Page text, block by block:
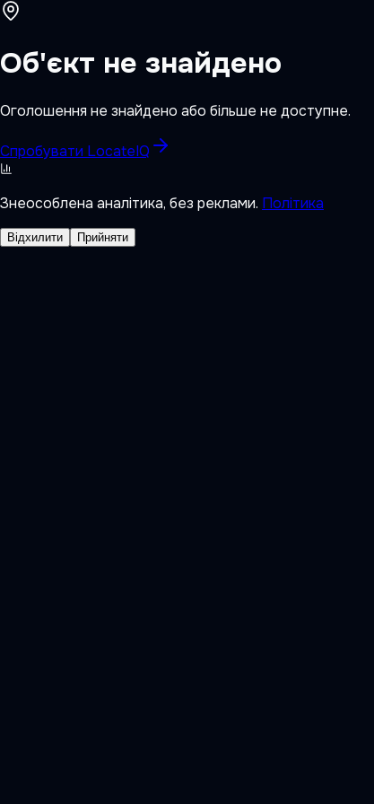
Об'єкт не знайдено
Оголошення не знайдено або більше не доступне.
Спробувати LocateIQ
Знеособлена аналітика, без реклами. Політика
Відхилити Прийняти